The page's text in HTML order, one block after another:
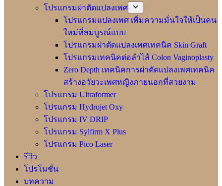
โปรแกรมผ่าตัดแปลงเพศ
โปรแกรมแปลงเพศ เพิ่มความมั่นใจให้เป็นคน
ใหม่ที่สมบูรณ์แบบ
โปรแกรมผ่าตัดแปลงเพศเทคนิค Skin Graft
โปรแกรมเทคนิคต่อลำไส้ Colon Vaginoplasty
Zero Depth เทคนิคการผ่าตัดแปลงเพศเทคนิค
สร้างอวัยวะเพศหญิงภายนอกที่สวยงาม
โปรแกรม Ultraformer
โปรแกรม Hydrojet Oxy
โปรแกรม IV DRIP
โปรแกรม Sylfirm X Plus
โปรแกรม Pico Laser
รีวิว
โปรโมชั่น
บทความ